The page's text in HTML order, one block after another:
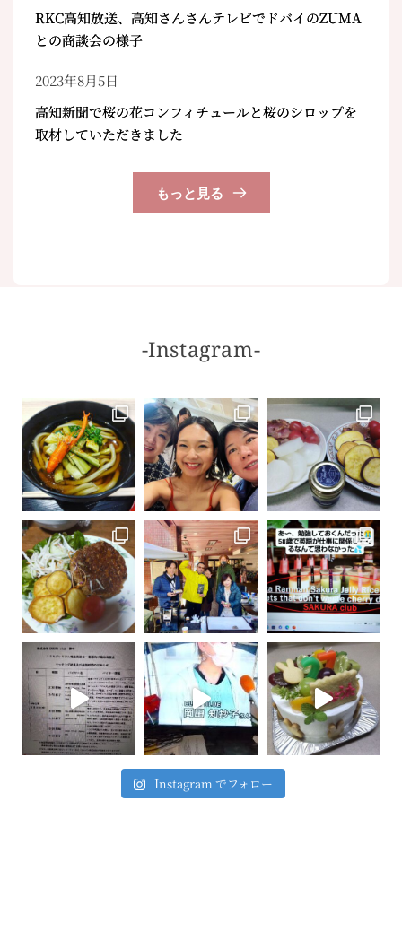
RKC高知放送、高知さんさんテレビでドバイのZUMA
との商談会の様子
2023年8月5日
高知新聞で桜の花コンフィチュールと桜のシロップを
取材していただきました
もっと見る
-Instagram-
Instagram でフォロー